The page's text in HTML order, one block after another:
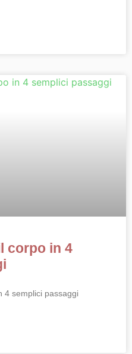
corpo in 4
4 semplici passaggi